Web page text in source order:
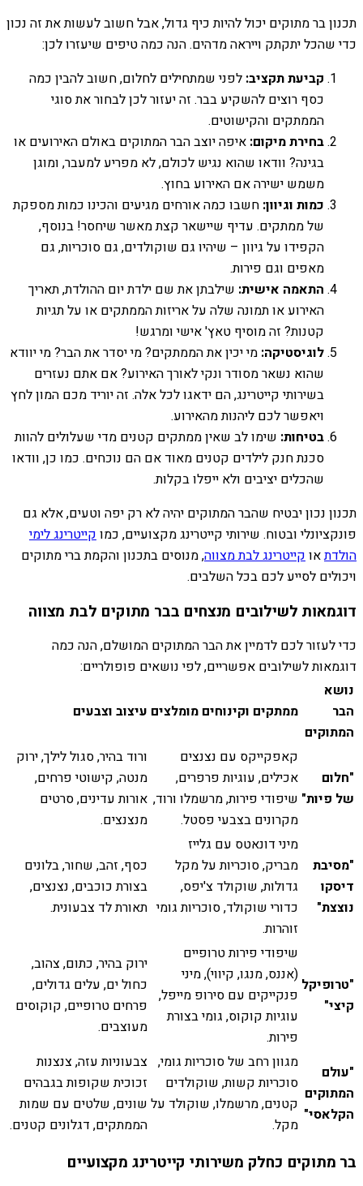
תכנון בר מתוקים יכול להיות כיף גדול, אבל חשוב לעשות את זה נכון
כדי שהכל יתקתק וייראה מדהים. הנה כמה טיפים שיעזרו לכן:
קביעת תקציב: לפני שמתחילים לחלום, חשוב להבין כמה
כסף רוצים להשקיע בבר. זה יעזור לכן לבחור את סוגי
הממתקים והקישוטים.
בחירת מיקום: איפה יוצב הבר המתוקים באולם האירועים או
בגינה? וודאו שהוא נגיש לכולם, לא מפריע למעבר, ומוגן
משמש ישירה אם האירוע בחוץ.
כמות וגיוון: חשבו כמה אורחים מגיעים והכינו כמות מספקת
של ממתקים. עדיף שיישאר קצת מאשר שיחסר! בנוסף,
הקפידו על גיוון – שיהיו גם שוקולדים, גם סוכריות, גם
מאפים וגם פירות.
התאמה אישית: שילבתן את שם ילדת יום ההולדת, תאריך
האירוע או תמונה שלה על אריזות הממתקים או על תגיות
קטנות? זה מוסיף טאץ' אישי ומרגש!
לוגיסטיקה: מי יכין את הממתקים? מי יסדר את הבר? מי יוודא
שהוא נשאר מסודר ונקי לאורך האירוע? אם אתם נעזרים
בשירותי קייטרינג, הם ידאגו לכל אלה. זה יוריד מכם המון לחץ
ויאפשר לכם ליהנות מהאירוע.
בטיחות: שימו לב שאין ממתקים קטנים מדי שעלולים להוות
סכנת חנק לילדים קטנים מאוד אם הם נוכחים. כמו כן, וודאו
שהכלים יציבים ולא ייפלו בקלות.
תכנון נכון יבטיח שהבר המתוקים יהיה לא רק יפה וטעים, אלא גם
פונקציונלי ובטוח. שירותי קייטרינג מקצועיים, כמוקייטרינג לימי
הולדתאוקייטרינג לבת מצווה, מנוסים בתכנון והקמת ברי מתוקים
ויכולים לסייע לכם בכל השלבים.
דוגמאות לשילובים מנצחים בבר מתוקים לבת מצווה
כדי לעזור לכם לדמיין את הבר המתוקים המושלם, הנה כמה
דוגמאות לשילובים אפשריים, לפי נושאים פופולריים:
נושא
הבר
המתוקים
ממתקים וקינוחים מומלצים עיצוב וצבעים
"חלום
של פיות"
קאפקייקס עם נצנצים
אכילים, עוגיות פרפרים,
שיפודי פירות, מרשמלו ורוד,
מקרונים בצבעי פסטל.
ורוד בהיר, סגול לילך, ירוק
מנטה, קישוטי פרחים,
אורות עדינים, סרטים
מנצנצים.
"מסיבת
דיסקו
נוצצת"
מיני דונאטס עם גלייז
מבריק, סוכריות על מקל
גדולות, שוקולד צ'יפס,
כדורי שוקולד, סוכריות גומי
זוהרות.
כסף, זהב, שחור, בלונים
בצורת כוכבים, נצנצים,
תאורת לד צבעונית.
"טרופיקל
קיצי"
שיפודי פירות טרופיים
(אננס, מנגו, קיווי), מיני
פנקייקים עם סירופ מייפל,
עוגיות קוקוס, גומי בצורת
פירות.
ירוק בהיר, כתום, צהוב,
כחול ים, עלים גדולים,
פרחים טרופיים, קוקוסים
מעוצבים.
"עולם
המתוקים
הקלאסי"
מגוון רחב של סוכריות גומי,
סוכריות קשות, שוקולדים
קטנים, מרשמלו, שוקולד על
מקל.
צבעוניות עזה, צנצנות
זכוכית שקופות בגבהים
שונים, שלטים עם שמות
הממתקים, דגלונים קטנים.
בר מתוקים כחלק משירותי קייטרינג מקצועיים